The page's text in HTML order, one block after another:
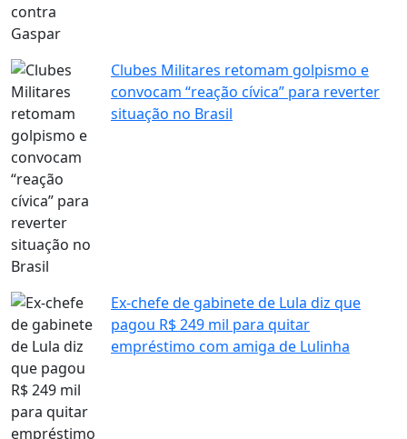
Clubes Militares retomam golpismo e
convocam “reação cívica” para reverter
situação no Brasil
Ex-chefe de gabinete de Lula diz que
pagou R$ 249 mil para quitar
empréstimo com amiga de Lulinha